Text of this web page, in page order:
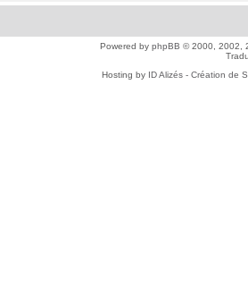
Powered by phpBB © 2000, 2002,
Hosting by ID Alizés - Création de